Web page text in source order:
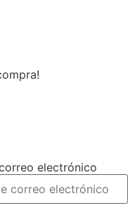
electrónico